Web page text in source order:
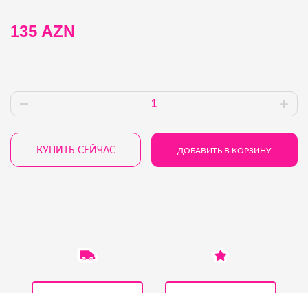
135 AZN
КУПИТЬ СЕЙЧАС ДОБАВИТЬ В КОРЗИНУ